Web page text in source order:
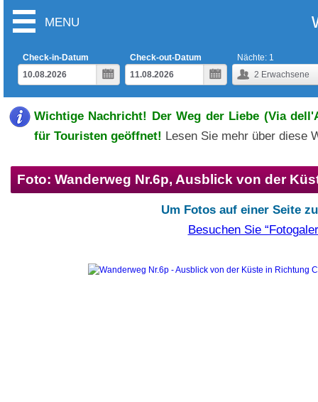
MENU
Check-in-Datum
Check-out-Datum
2 Erwachsene
Nächte: 1
Wichtige Nachricht! Der Weg der Liebe (Via
für Touristen geöffnet! Lesen Sie mehr über diese
Foto: Wanderweg Nr.6p, Ausblick von der
Um Fotos auf einer Seite
Besuchen Sie